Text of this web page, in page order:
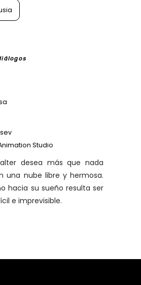
Studio
desea más que nada
una nube libre y hermosa.
hacia su sueño resulta ser
e imprevisible.